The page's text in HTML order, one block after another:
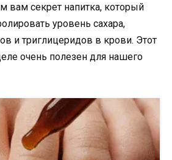
вам секрет напитка, который
уровень сахара,
и триглицеридов в крови. Этот
очень полезен для нашего